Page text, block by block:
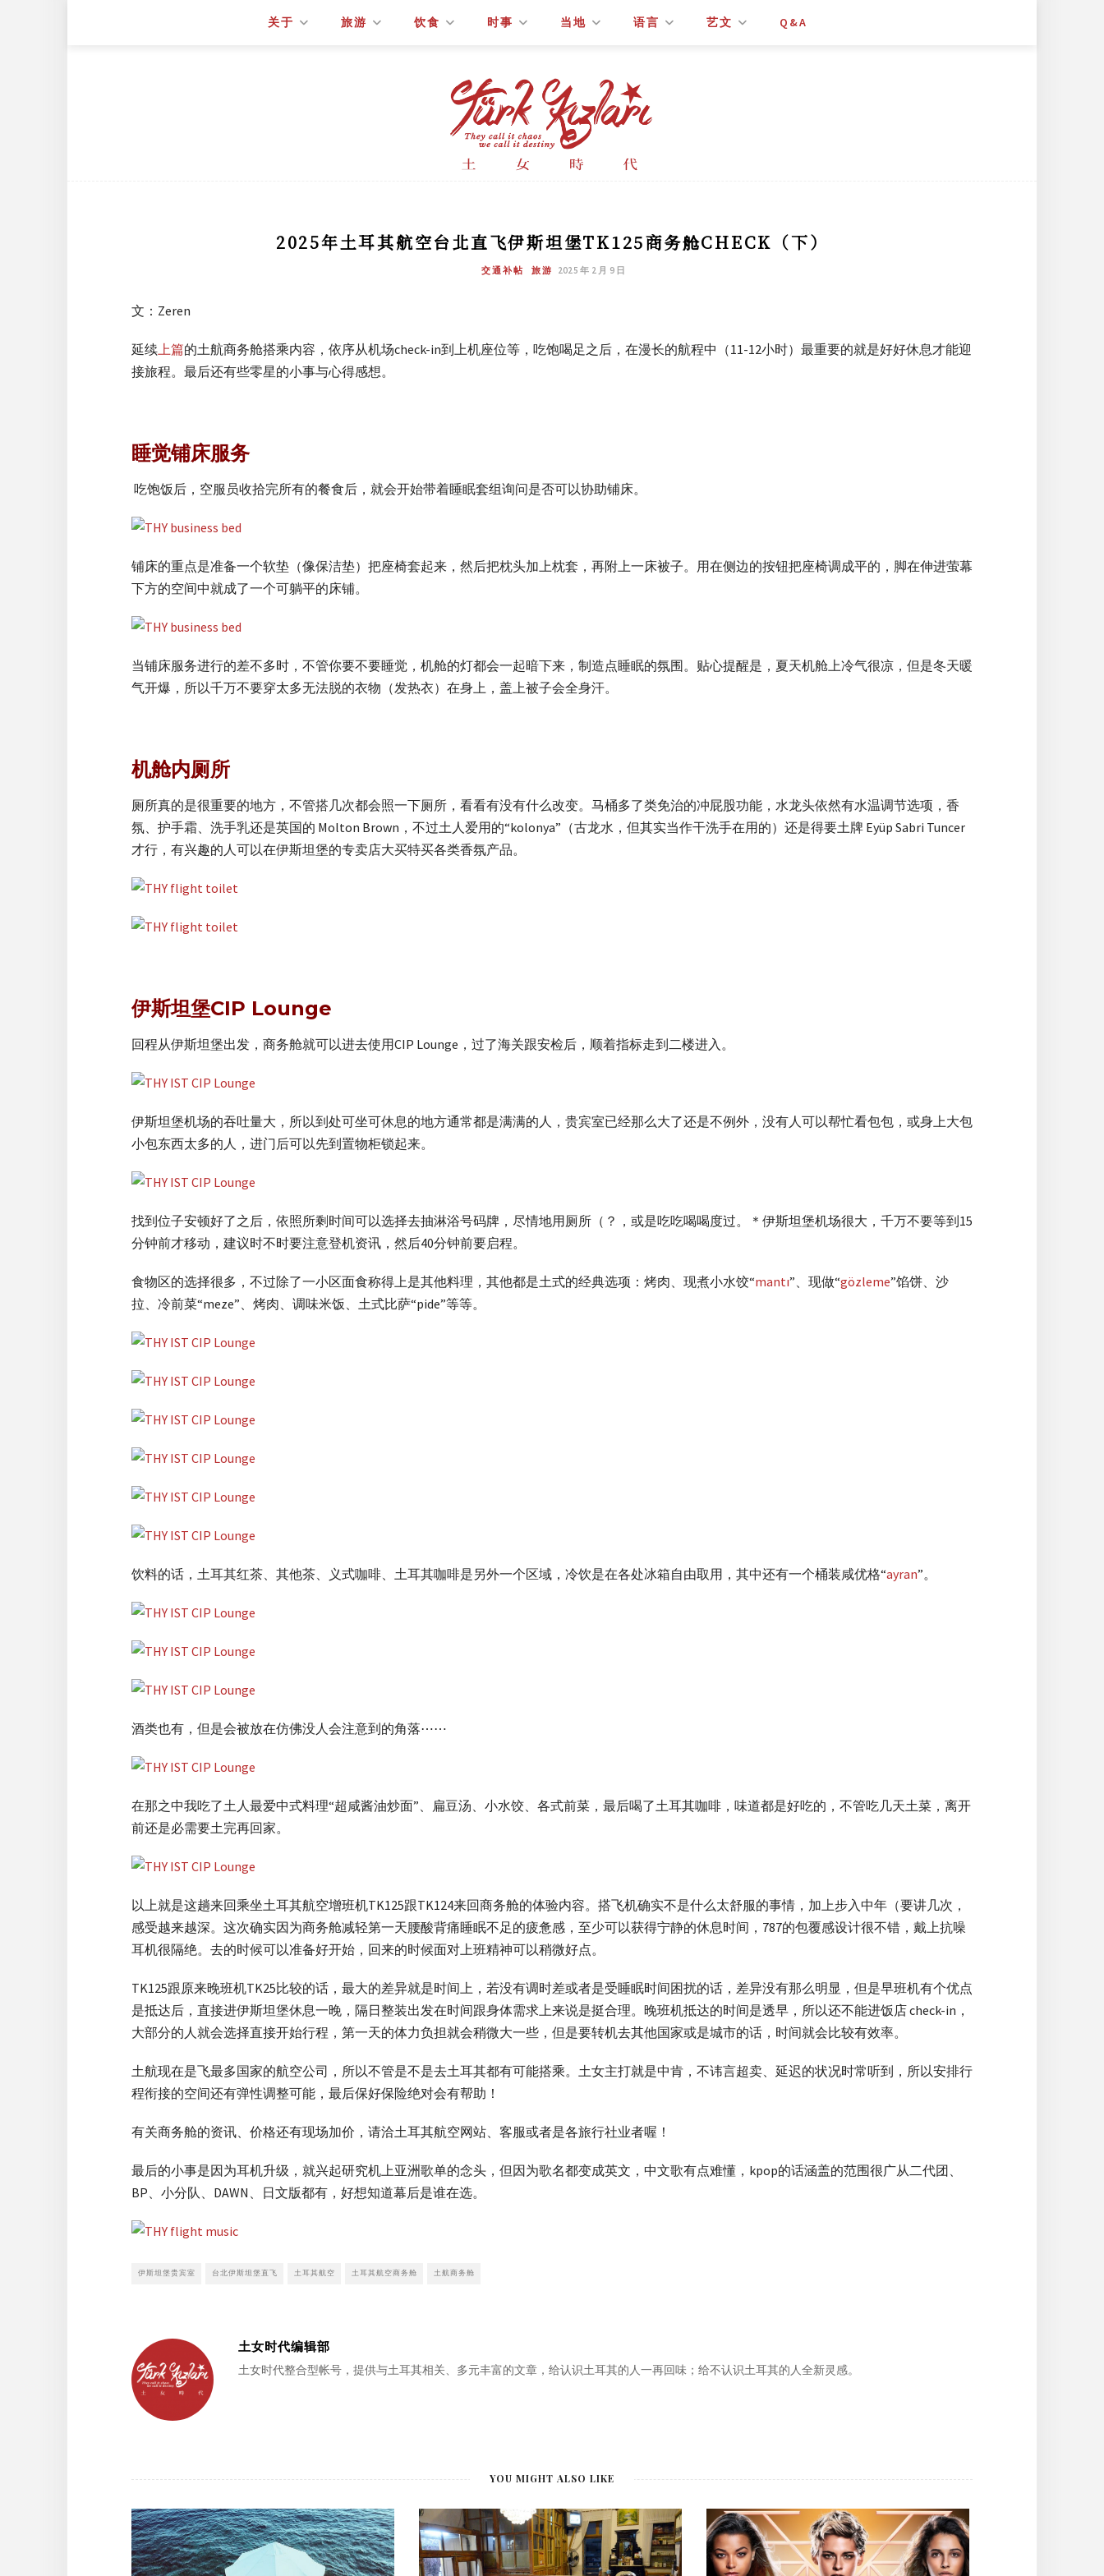
关于 旅游 饮食 时事 当地 语言 艺文 Q&A
2025年土耳其航空台北直飞伊斯坦堡TK125商务舱CHECK（下）
交通补帖 旅游 2025 年 2 月 9 日
文：Zeren
延续上篇的土航商务舱搭乘内容，依序从机场check-in到上机座位等，吃饱喝足之后，在漫长的航程中（11-12小时）最重要的就是好好休息才能迎
接旅程。最后还有些零星的小事与心得感想。
睡觉铺床服务
吃饱饭后，空服员收拾完所有的餐食后，就会开始带着睡眠套组询问是否可以协助铺床。
铺床的重点是准备一个软垫（像保洁垫）把座椅套起来，然后把枕头加上枕套，再附上一床被子。用在侧边的按钮把座椅调成平的，脚在伸进萤幕
下方的空间中就成了一个可躺平的床铺。
当铺床服务进行的差不多时，不管你要不要睡觉，机舱的灯都会一起暗下来，制造点睡眠的氛围。贴心提醒是，夏天机舱上冷气很凉，但是冬天暖
气开爆，所以千万不要穿太多无法脱的衣物（发热衣）在身上，盖上被子会全身汗。
机舱内厕所
厕所真的是很重要的地方，不管搭几次都会照一下厕所，看看有没有什么改变。马桶多了类免治的冲屁股功能，水龙头依然有水温调节选项，香
氛、护手霜、洗手乳还是英国的 Molton Brown，不过土人爱用的“kolonya”（古龙水，但其实当作干洗手在用的）还是得要土牌 Eyüp Sabri Tuncer
才行，有兴趣的人可以在伊斯坦堡的专卖店大买特买各类香氛产品。
伊斯坦堡CIP Lounge
回程从伊斯坦堡出发，商务舱就可以进去使用CIP Lounge，过了海关跟安检后，顺着指标走到二楼进入。
伊斯坦堡机场的吞吐量大，所以到处可坐可休息的地方通常都是满满的人，贵宾室已经那么大了还是不例外，没有人可以帮忙看包包，或身上大包
小包东西太多的人，进门后可以先到置物柜锁起来。
找到位子安顿好了之后，依照所剩时间可以选择去抽淋浴号码牌，尽情地用厕所（？，或是吃吃喝喝度过。＊伊斯坦堡机场很大，千万不要等到15
分钟前才移动，建议时不时要注意登机资讯，然后40分钟前要启程。
食物区的选择很多，不过除了一小区面食称得上是其他料理，其他都是土式的经典选项：烤肉、现煮小水饺“mantı”、现做“gözleme”馅饼、沙
拉、冷前菜“meze”、烤肉、调味米饭、土式比萨“pide”等等。
饮料的话，土耳其红茶、其他茶、义式咖啡、土耳其咖啡是另外一个区域，冷饮是在各处冰箱自由取用，其中还有一个桶装咸优格“ayran”。
酒类也有，但是会被放在仿佛没人会注意到的角落⋯⋯
在那之中我吃了土人最爱中式料理“超咸酱油炒面”、扁豆汤、小水饺、各式前菜，最后喝了土耳其咖啡，味道都是好吃的，不管吃几天土菜，离开
前还是必需要土完再回家。
以上就是这趟来回乘坐土耳其航空增班机TK125跟TK124来回商务舱的体验内容。搭飞机确实不是什么太舒服的事情，加上步入中年（要讲几次，
感受越来越深。这次确实因为商务舱减轻第一天腰酸背痛睡眠不足的疲惫感，至少可以获得宁静的休息时间，787的包覆感设计很不错，戴上抗噪
耳机很隔绝。去的时候可以准备好开始，回来的时候面对上班精神可以稍微好点。
TK125跟原来晚班机TK25比较的话，最大的差异就是时间上，若没有调时差或者是受睡眠时间困扰的话，差异没有那么明显，但是早班机有个优点
是抵达后，直接进伊斯坦堡休息一晚，隔日整装出发在时间跟身体需求上来说是挺合理。晚班机抵达的时间是透早，所以还不能进饭店 check-in，
大部分的人就会选择直接开始行程，第一天的体力负担就会稍微大一些，但是要转机去其他国家或是城市的话，时间就会比较有效率。
土航现在是飞最多国家的航空公司，所以不管是不是去土耳其都有可能搭乘。土女主打就是中肯，不讳言超卖、延迟的状况时常听到，所以安排行
程衔接的空间还有弹性调整可能，最后保好保险绝对会有帮助！
有关商务舱的资讯、价格还有现场加价，请洽土耳其航空网站、客服或者是各旅行社业者喔！
最后的小事是因为耳机升级，就兴起研究机上亚洲歌单的念头，但因为歌名都变成英文，中文歌有点难懂，kpop的话涵盖的范围很广从二代团、
BP、小分队、DAWN、日文版都有，好想知道幕后是谁在选。
伊斯坦堡贵宾室 台北伊斯坦堡直飞 土耳其航空 土耳其航空商务舱 土航商务舱
土女时代编辑部
土女时代整合型帐号，提供与土耳其相关、多元丰富的文章，给认识土耳其的人一再回味；给不认识土耳其的人全新灵感。
YOU MIGHT ALSO LIKE